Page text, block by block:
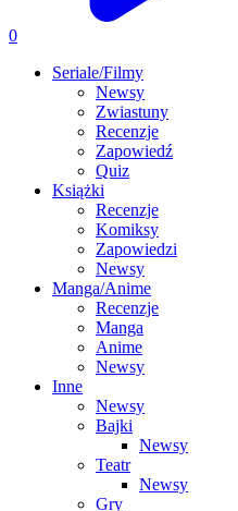
0
Seriale/Filmy
Newsy
Zwiastuny
Recenzje
Zapowiedź
Quiz
Książki
Recenzje
Komiksy
Zapowiedzi
Newsy
Manga/Anime
Recenzje
Manga
Anime
Newsy
Inne
Newsy
Bajki
Newsy
Teatr
Newsy
Gry